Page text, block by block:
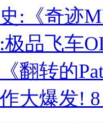
:《奇迹
品飞车
翻转的
大爆发!